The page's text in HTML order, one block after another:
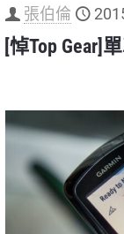
張伯倫
[悼Top Gear]